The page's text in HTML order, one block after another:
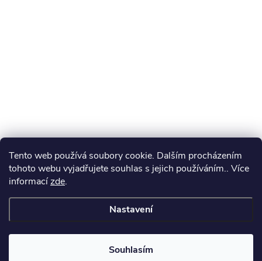
Tento web používá soubory cookie. Dalším procházením
tohoto webu vyjadřujete souhlas s jejich používáním.. Více
informacízde.
Nastavení
Souhlasím